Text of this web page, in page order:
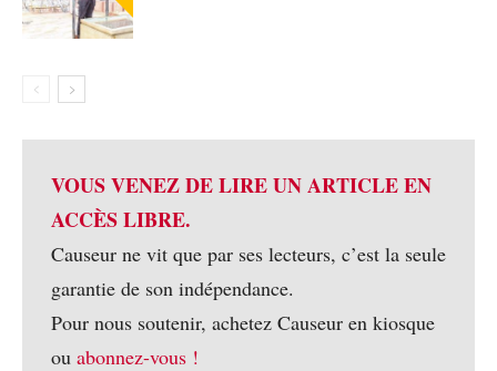
VOUS VENEZ DE LIRE UN ARTICLE EN
ACCÈS LIBRE.
Causeur ne vit que par ses lecteurs, c’est la seule
garantie de son indépendance.
Pour nous soutenir, achetez Causeur en kiosque
ou abonnez-vous !